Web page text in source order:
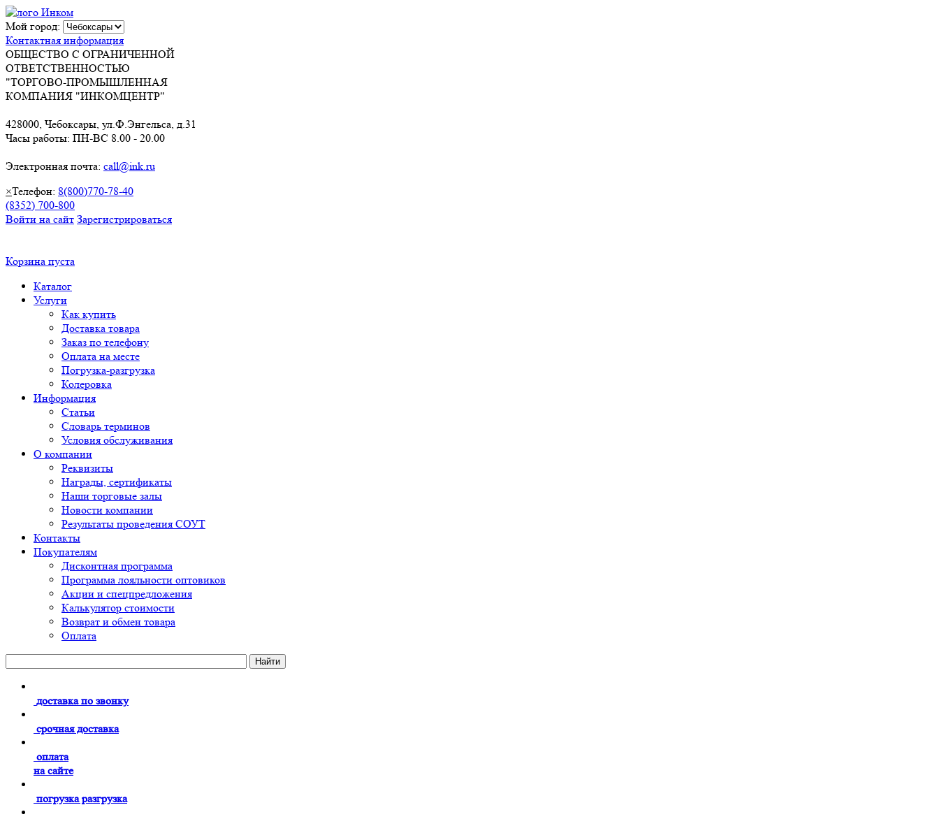
Мой город:
Контактная информация
ОБЩЕСТВО С ОГРАНИЧЕННОЙ
ОТВЕТСТВЕННОСТЬЮ
"ТОРГОВО-ПРОМЫШЛЕННАЯ
КОМПАНИЯ "ИНКОМЦЕНТР"
428000, Чебоксары, ул.Ф.Энгельса, д.31
Часы работы: ПН-ВС 8.00 - 20.00
Электронная почта: call@ink.ru
×Телефон: 8(800)770-78-40
(8352) 700-800
Войти на сайт Зарегистрироваться
Корзина пуста
Каталог
Услуги
Как купить
Доставка товара
Заказ по телефону
Оплата на месте
Погрузка-разгрузка
Колеровка
Информация
Статьи
Словарь терминов
Условия обслуживания
О компании
Реквизиты
Награды, сертификаты
Наши торговые залы
Новости компании
Результаты проведения СОУТ
Контакты
Покупателям
Дисконтная программа
Программа лояльности оптовиков
Акции и спецпредложения
Калькулятор стоимости
Возврат и обмен товара
Оплата
доставка по звонку
срочная доставка
оплата
на сайте
погрузка разгрузка